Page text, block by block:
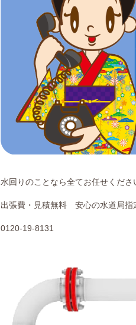
水回りのことなら全てお任せくださ
出張費・見積無料 安心の水道局指
0120-19-8131